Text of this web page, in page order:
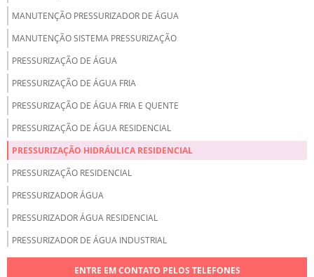
MANUTENÇÃO PRESSURIZADOR DE ÁGUA
MANUTENÇÃO SISTEMA PRESSURIZAÇÃO
PRESSURIZAÇÃO DE ÁGUA
PRESSURIZAÇÃO DE ÁGUA FRIA
PRESSURIZAÇÃO DE ÁGUA FRIA E QUENTE
PRESSURIZAÇÃO DE ÁGUA RESIDENCIAL
PRESSURIZAÇÃO HIDRÁULICA RESIDENCIAL
PRESSURIZAÇÃO RESIDENCIAL
PRESSURIZADOR ÁGUA
PRESSURIZADOR ÁGUA RESIDENCIAL
PRESSURIZADOR DE ÁGUA INDUSTRIAL
ENTRE EM CONTATO PELOS TELEFONES